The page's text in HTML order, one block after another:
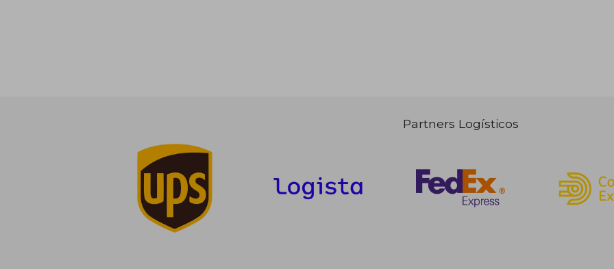
Partners Logísticos